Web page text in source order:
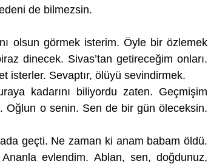
de bilmezsin.
olsun görmek isterim. Öyle bir özlemek
dinecek. Sivas’tan getireceğim onları.
isterler. Sevaptır, ölüyü sevindirmek.
kadarını biliyordu zaten. Geçmişim
Oğlun o senin. Sen de bir gün öleceksin.
geçti. Ne zaman ki anam babam öldü.
evlendim. Ablan, sen, doğdunuz,